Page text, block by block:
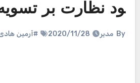
ود نظارت بر
By مدیر 2020/11/28 #آرمین هادی